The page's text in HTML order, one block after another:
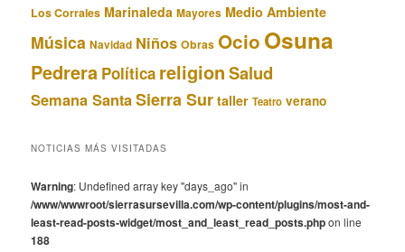
Los Corrales Marinaleda Mayores Medio Ambiente
Música Navidad Niños Obras Ocio Osuna
Pedrera Política religionSalud
Semana SantaSierra Sur taller Teatro verano
NOTICIAS MÁS VISITADAS
Warning: Undefined array key "days_ago" in
/www/wwwroot/sierrasursevilla.com/wp-content/plugins/most-and-
least-read-posts-widget/most_and_least_read_posts.phpon line
188